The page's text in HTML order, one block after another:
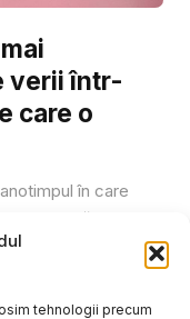
tehnologii precum
verii într-
care o
în care
Plecăm în